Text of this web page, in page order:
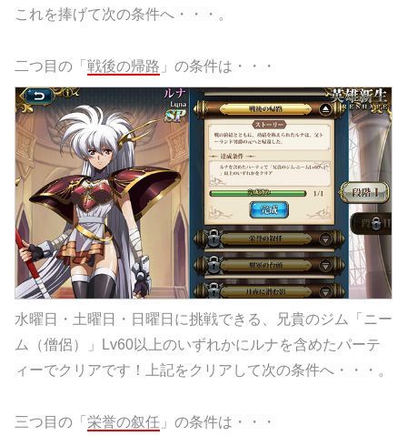
これを捧げて次の条件へ・・・。
二つ目の「 戦後の帰路 」の条件は・・・
水曜日・土曜日・日曜日に挑戦できる、兄貴のジム「ニー
ム（僧侶）」Lv60以上のいずれかにルナを含めたパーテ
ィーでクリアです！上記をクリアして次の条件へ・・・。
三つ目の「 栄誉の叙任 」の条件は・・・